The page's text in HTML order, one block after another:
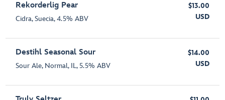
Rekorderlig Pear
Cidra, Suecia, 4.5% ABV
$13.00
USD
Destihl Seasonal Sour
Sour Ale, Normal, IL, 5.5% ABV
$14.00
USD